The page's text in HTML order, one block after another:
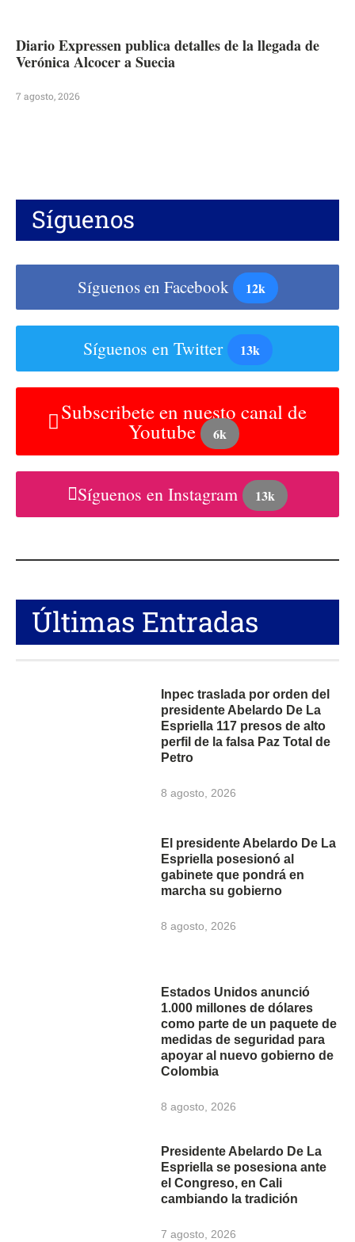
Diario Expressen publica detalles de la llegada de
Verónica Alcocer a Suecia
7 agosto, 2026
Síguenos
Síguenos en Facebook 12k
Síguenos en Twitter 13k
Subscribete en nuesto canal de
Youtube 6k
Síguenos en Instagram 13k
Últimas Entradas
Inpec traslada por orden del
presidente Abelardo De La
Espriella 117 presos de alto
perfil de la falsa Paz Total de
Petro
8 agosto, 2026
El presidente Abelardo De La
Espriella posesionó al
gabinete que pondrá en
marcha su gobierno
8 agosto, 2026
Estados Unidos anunció
1.000 millones de dólares
como parte de un paquete de
medidas de seguridad para
apoyar al nuevo gobierno de
Colombia
8 agosto, 2026
Presidente Abelardo De La
Espriella se posesiona ante
el Congreso, en Cali
cambiando la tradición
7 agosto, 2026